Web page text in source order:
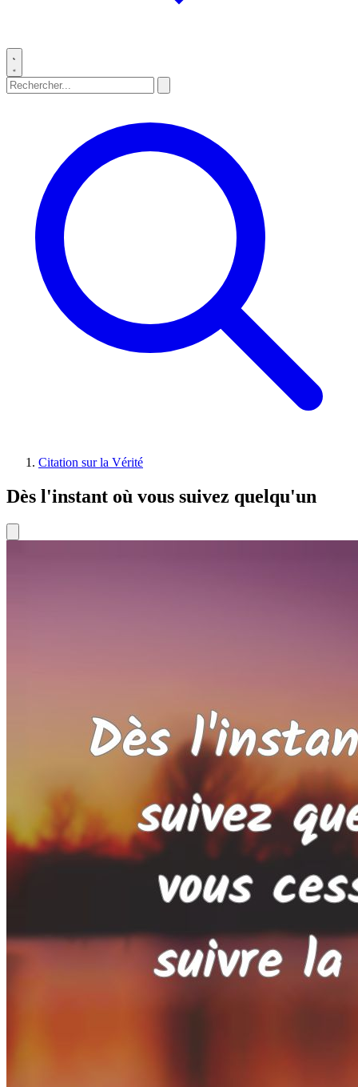
Citation sur la Vérité
Dès l'instant où vous suivez quelqu'un